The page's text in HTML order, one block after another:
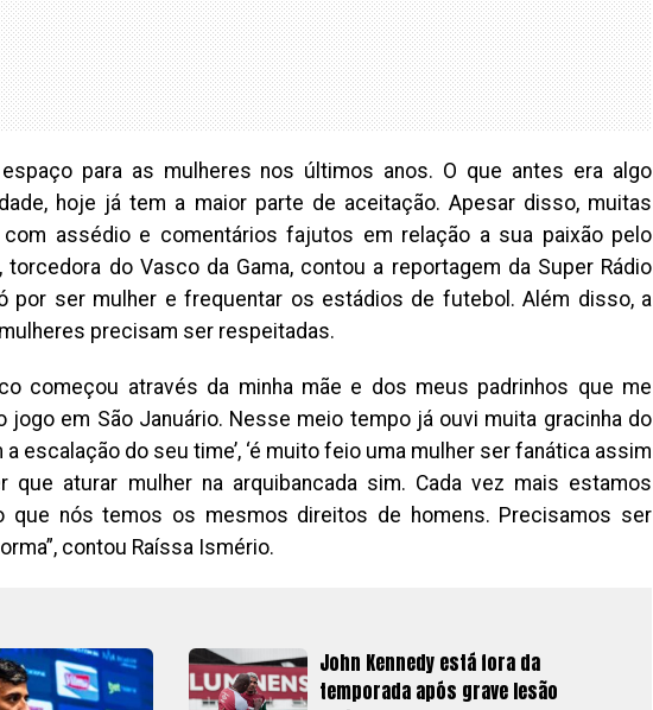
para as mulheres nos últimos anos. O que antes era algo
hoje já tem a maior parte de aceitação. Apesar disso, muitas
assédio e comentários fajutos em relação a sua paixão pelo
torcedora do Vasco da Gama, contou a reportagem da Super Rádio
por ser mulher e frequentar os estádios de futebol. Além disso, a
precisam ser respeitadas.
começou através da minha mãe e dos meus padrinhos que me
jogo em São Januário. Nesse meio tempo já ouvi muita gracinha do
a escalação do seu time’, ‘é muito feio uma mulher ser fanática assim
que aturar mulher na arquibancada sim. Cada vez mais estamos
que nós temos os mesmos direitos de homens. Precisamos ser
contou Raíssa Ismério.
John Kennedy está fora da
temporada após grave lesão